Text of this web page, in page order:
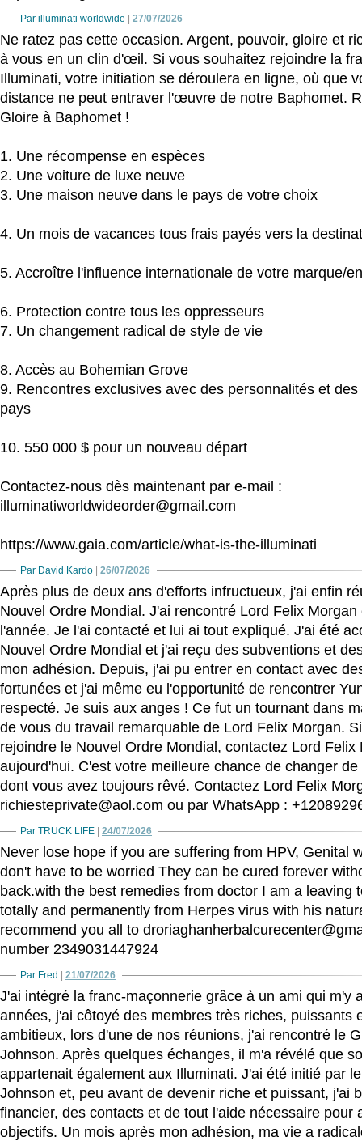
Par illuminati worldwide 27/07/2026
Ne ratez pas cette occasion. Argent, pouvoir, gloire et
à vous en un clin d'œil. Si vous souhaitez rejoindre la
Illuminati, votre initiation se déroulera en ligne, où que
distance ne peut entraver l'œuvre de notre Baphomet.
Gloire à Baphomet !
1. Une récompense en espèces
2. Une voiture de luxe neuve
3. Une maison neuve dans le pays de votre choix
4. Un mois de vacances tous frais payés vers la
5. Accroître l'influence internationale de votre marque/
6. Protection contre tous les oppresseurs
7. Un changement radical de style de vie
8. Accès au Bohemian Grove
9. Rencontres exclusives avec des personnalités et
pays
10. 550 000 $ pour un nouveau départ
Contactez-nous dès maintenant par e-mail :
illuminatiworldwideorder@gmail.com
https://www.gaia.com/article/what-is-the-illuminati
Par David Kardo 26/07/2026
Après plus de deux ans d'efforts infructueux, j'ai enfin
Nouvel Ordre Mondial. J'ai rencontré Lord Felix
l'année. Je l'ai contacté et lui ai tout expliqué. J'ai été
Nouvel Ordre Mondial et j'ai reçu des subventions et
mon adhésion. Depuis, j'ai pu entrer en contact avec
fortunées et j'ai même eu l'opportunité de rencontrer
respecté. Je suis aux anges ! Ce fut un tournant dans
de vous du travail remarquable de Lord Felix Morgan.
rejoindre le Nouvel Ordre Mondial, contactez Lord Felix
aujourd'hui. C'est votre meilleure chance de changer
dont vous avez toujours rêvé. Contactez Lord Felix
richiesteprivate@aol.com ou par WhatsApp :
Par TRUCK LIFE 24/07/2026
Never lose hope if you are suffering from HPV, Genital
don't have to be worried They can be cured forever
back.with the best remedies from doctor I am a leaving
totally and permanently from Herpes virus with his
recommend you all to
number 2349031447924
Par Fred 21/07/2026
J'ai intégré la franc-maçonnerie grâce à un ami qui m'y
années, j'ai côtoyé des membres très riches, puissants
ambitieux, lors d'une de nos réunions, j'ai rencontré le
Johnson. Après quelques échanges, il m'a révélé que
appartenait également aux Illuminati. J'ai été initié par
Johnson et, peu avant de devenir riche et puissant, j'ai
financier, des contacts et de tout l'aide nécessaire pour
objectifs. Un mois après mon adhésion, ma vie a